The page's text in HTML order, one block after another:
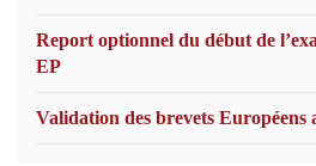
Report optionnel du début de
EP
Validation des brevets Européens